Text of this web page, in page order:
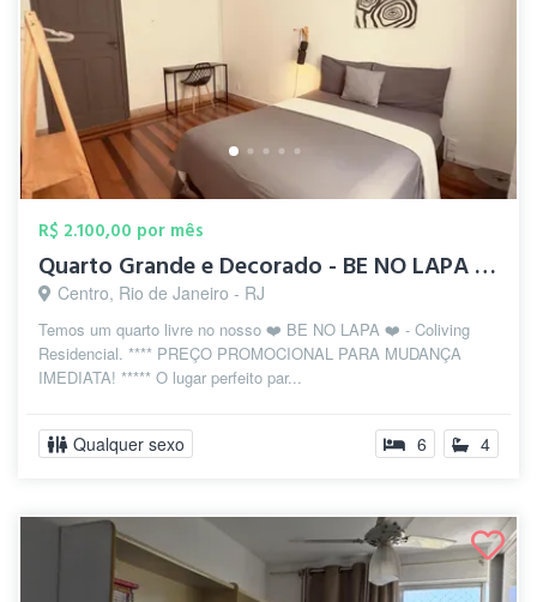
R$ 2.100,00 por mês
Quarto Grande e Decorado - BE NO LAPA - ...
Centro, Rio de Janeiro - RJ
Temos um quarto livre no nosso ❤️ BE NO LAPA ❤️ - Coliving
Residencial. **** PREÇO PROMOCIONAL PARA MUDANÇA
IMEDIATA! ***** O lugar perfeito par...
Qualquer sexo 6 4